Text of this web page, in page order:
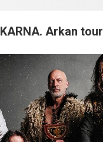
KARNA. Arkan tour